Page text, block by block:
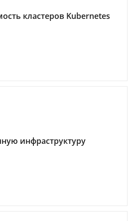
кластеров Kubernetes
инфраструктуру